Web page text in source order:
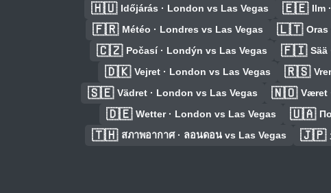
🇭🇺 Időjárás · London vs Las Vegas 🇪🇪 Ilm
🇫🇷 Météo · Londres vs Las Vegas 🇱🇹 Oras
🇨🇿 Počasí · Londýn vs Las Vegas 🇫🇮 Sää
🇩🇰 Vejret · London vs Las Vegas 🇷🇸
🇸🇪 Vädret · London vs Las Vegas 🇳🇴 Været
🇩🇪 Wetter · London vs Las Vegas 🇺🇦
🇹🇭 สภาพอากาศ · ลอนดอน vs Las Vegas 🇯🇵